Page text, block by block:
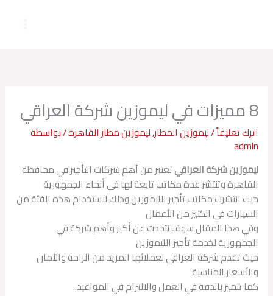
8 مميزات في ليموزين شركة العراقي
اترك تعليقاً/ليموزين المطار,ليموزين مطار القاهرة/ بواسطة
admln
ليموزين شركة العراقيتعتبر من أهم شركات التأجير في محافظة
القاهرة وتنتشر عدة مكاتب تابعة لها في أنحاء الجمهورية
حيث انتشرت مكاتب تأجير الليموزين وذلك لاستخدام هذه الفئة من
السيارات في الكثير من الأعمال
وفي هذا المقال سوف نتحدث عن أكبر وأهم شركة في
الجمهورية لخدمة تأجير الليموزين
حيث تقدم شركة العراقي لعملائها المزيد من الراحة والأمان
والأسعار المناسبة
كما تتميز بالدقة في العمل والالتزام في المواعيد.